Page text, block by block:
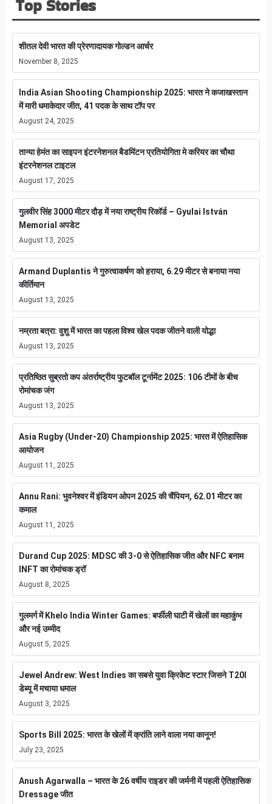
Top Stories
शीतल देवी भारत की प्रेरणादायक गोल्डन आर्चर
November 8, 2025
India Asian Shooting Championship 2025: भारत ने कजाखस्तान
में मारी धमाकेदार जीत, 41 पदक के साथ टॉप पर
August 24, 2025
तान्या हेमंत का साइपन इंटरनेशनल बैडमिंटन प्रतियोगिता मे करियर का चौथा
इंटरनेशनल टाइटल
August 17, 2025
गुलवीर सिंह 3000 मीटर दौड़ में नया राष्ट्रीय रिकॉर्ड – Gyulai István
Memorial अपडेट
August 13, 2025
Armand Duplantis ने गुरुत्वाकर्षण को हराया, 6.29 मीटर से बनाया नया
कीर्तिमान
August 13, 2025
नम्रता बत्रा: वुशु में भारत का पहला विश्व खेल पदक जीतने वाली योद्धा
August 13, 2025
प्रतिष्ठित सुब्रतो कप अंतर्राष्ट्रीय फुटबॉल टूर्नामेंट 2025: 106 टीमों के बीच
रोमांचक जंग
August 13, 2025
Asia Rugby (Under-20) Championship 2025: भारत में ऐतिहासिक
आयोजन
August 11, 2025
Annu Rani: भुवनेश्वर में इंडियन ओपन 2025 की चैंपियन, 62.01 मीटर का
कमाल
August 11, 2025
Durand Cup 2025: MDSC की 3-0 से ऐतिहासिक जीत और NFC बनाम
INFT का रोमांचक ड्रॉ
August 8, 2025
गुलमर्ग में Khelo India Winter Games: बर्फीली घाटी में खेलों का महाकुंभ
और नई उम्मीद
August 5, 2025
Jewel Andrew: West Indies का सबसे युवा क्रिकेट स्टार जिसने T20I
डेब्यू में मचाया धमाल
August 3, 2025
Sports Bill 2025: भारत के खेलों में क्रांति लाने वाला नया कानून!
July 23, 2025
Anush Agarwalla – भारत के 26 वर्षीय राइडर की जर्मनी में पहली ऐतिहासिक
Dressage जीत